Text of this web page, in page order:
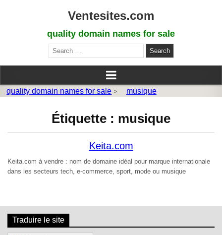
Ventesites.com
quality domain names for sale
Search
for:
quality domain names for sale > musique
Étiquette : musique
Keita.com
Keita.com à vendre : nom de domaine idéal pour marque internationale
dans les secteurs tech, e-commerce, sport, mode ou musique
Traduire le site